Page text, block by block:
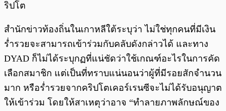
ริปโต
สำนักข่าวท้องถิ่นในเกาหลีใต้ระบุว่า ไม่ใช่ทุกคนที่มีเงิน
ร่ำรวยจะสามารถเข้าร่วมกับคลับดังกล่าวได้ และทาง
DYAD ก็ไม่ได้ระบุกฏที่แน่ชัดว่าใช้เกณฑ์อะไรในการคัด
เลือกสมาชิก แต่เป็นที่ทราบแน่นอนว่าผู้ที่มีรอยสักจำนวน
มาก หรือร่ำรวยจากคริปโตเคอร์เรนซีจะไม่ได้รับอนุญาต
ให้เข้าร่วม โดยให้สาเหตุว่าอาจ “ทำลายภาพลักษณ์ของ